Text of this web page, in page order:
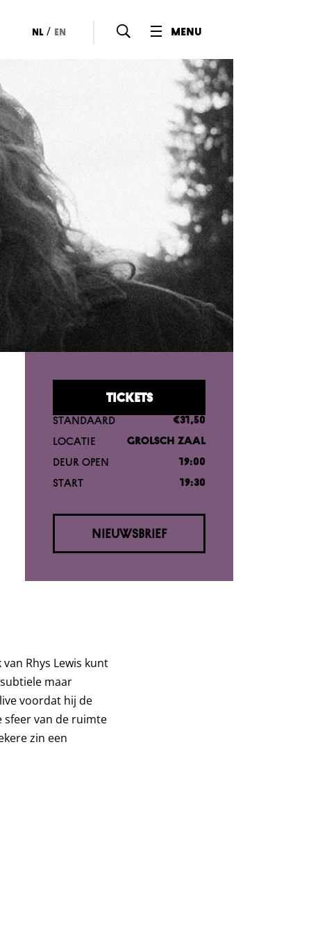
menu
nl / en
TICKETS
STANDAARD €31,50
LOCATIE GROLSCH ZAAL
DEUR OPEN 19:00
START 19:30
NIEUWSBRIEF
Rhys Lewis kunt
maar
voordat hij de
sfeer van de ruimte
zin een